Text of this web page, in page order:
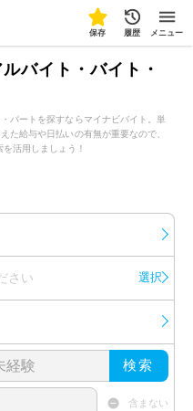
保存 履歴 メニュー
バイト・バイト・
パートを探すならマイナビバイト。単
た給与や日払いの有無が重要なので、
活用しましょう！
さい 選択
検索
含まない